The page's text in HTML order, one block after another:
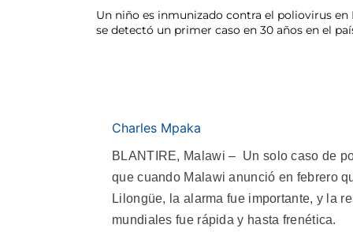
Un niño es inmunizado contra el poliovirus
se detectó un primer caso en 30 años en el
Charles Mpaka
BLANTIRE, Malawi – Un solo caso de
que cuando Malawi anunció en febrero
Lilongüe, la alarma fue importante, y la
mundiales fue rápida y hasta frenética.